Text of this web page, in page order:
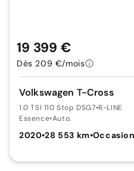
Volkswagen T-Cross
1.0 TSI 110 Stop DSG7•R-LINE
Essence•Auto.
2020•28 553 km•Occasion
19 399 €
Dès 209 €/mois